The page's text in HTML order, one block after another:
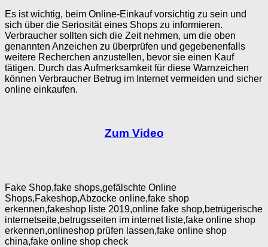
Es ist wichtig, beim Online-Einkauf vorsichtig zu sein und
sich über die Seriosität eines Shops zu informieren.
Verbraucher sollten sich die Zeit nehmen, um die oben
genannten Anzeichen zu überprüfen und gegebenenfalls
weitere Recherchen anzustellen, bevor sie einen Kauf
tätigen. Durch das Aufmerksamkeit für diese Warnzeichen
können Verbraucher Betrug im Internet vermeiden und sicher
online einkaufen.
Zum Video
Fake Shop,fake shops,gefälschte Online
Shops,Fakeshop,Abzocke online,fake shop
erkennen,fakeshop liste 2019,online fake shop,betrügerische
internetseite,betrugsseiten im internet liste,fake online shop
erkennen,onlineshop prüfen lassen,fake online shop
china,fake online shop check